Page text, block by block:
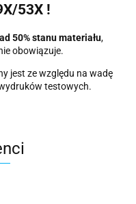
53X !
50% stanu materiału,
obowiązuje.
jest ze względu na wadę
testowych.